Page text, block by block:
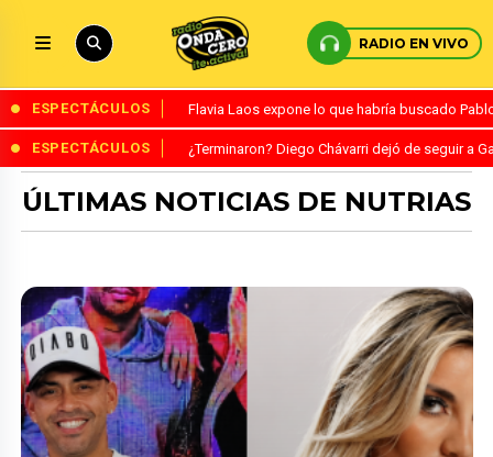
RADIO EN VIVO
ESPECTÁCULOS Flavia Laos expone lo que habría buscado
ESPECTÁCULOS ¿Terminaron? Diego Chávarri dejó de seguir a
ÚLTIMAS NOTICIAS DE NUTRIAS